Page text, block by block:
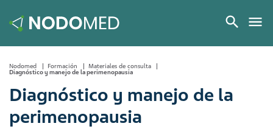
Nodomed Formación Materiales de consulta
Diagnóstico y manejo de la perimenopausia
Diagnóstico y manejo de la
perimenopausia